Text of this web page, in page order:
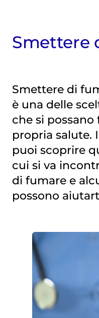
Smettere
Smettere di
è una delle
che si
propria salute.
puoi scoprire
cui si va
di fumare e
possono